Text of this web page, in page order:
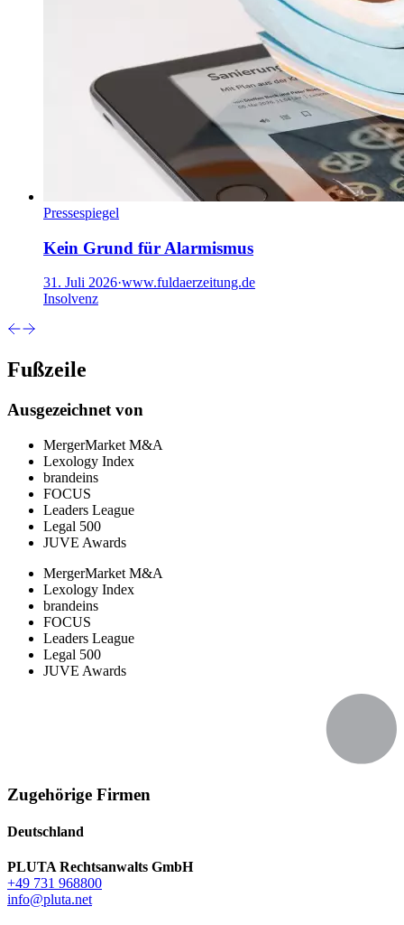
Pressespiegel
Kein Grund für Alarmismus
31. Juli 2026·www.fuldaerzeitung.de
Insolvenz
Fußzeile
Ausgezeichnet von
MergerMarket M&A
Lexology Index
brandeins
FOCUS
Leaders League
Legal 500
JUVE Awards
MergerMarket M&A
Lexology Index
brandeins
FOCUS
Leaders League
Legal 500
JUVE Awards
Zugehörige Firmen
Deutschland
PLUTA Rechtsanwalts GmbH
+49 731 968800
info@pluta.net